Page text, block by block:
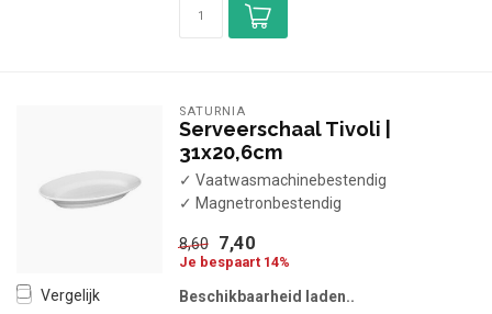
Vergelijk
SATURNIA
Serveerschaal Tivoli |
31x20,6cm
✓ Vaatwasmachinebestendig
✓ Magnetronbestendig
8,60 7,40
Je bespaart 14%
Beschikbaarheid laden..